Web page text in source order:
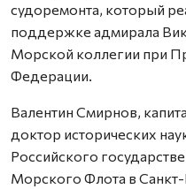
судоремонта, который
поддержке адмирала
Морской коллегии при
Федерации.
Валентин Смирнов,
доктор исторических
Российского
Морского Флота в